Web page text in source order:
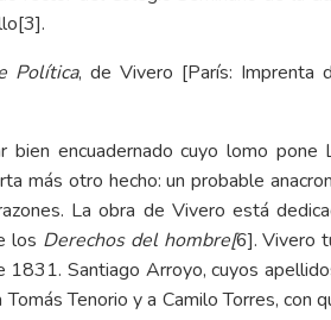
[3].
Política, de Vivero [París: Imprenta
encuadernado cuyo lomo pone
más otro hecho: un probable
La obra de Vivero está
los Derechos del hombre[6]. Vivero
1831. Santiago Arroyo, cuyos
Tenorio y a Camilo Torres, con